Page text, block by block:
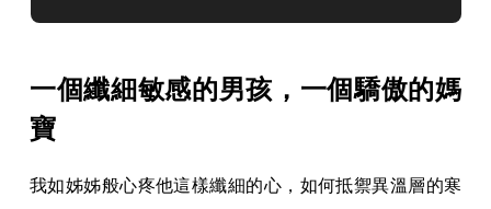
一個纖細敏感的男孩，一個驕傲的媽
寶
我如姊姊般心疼他這樣纖細的心，如何抵禦異溫層的寒